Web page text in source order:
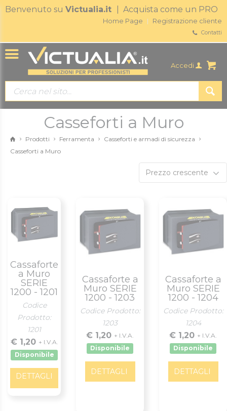
Benvenuto su Victualia.it | Acquista come un PRO
Home Page Registrazione cliente
Contatti
Accedi
Casseforti a Muro
Prodotti Ferramenta
Casseforti e armadi di sicurezza
Casseforti a Muro
Prezzo crescente
Cassaforte
a Muro
SERIE
1200 - 1201
Codice
Prodotto:
1201
€ 1,20 + I.V.A.
Disponibile
DETTAGLI
Cassaforte a
Muro SERIE
1200 - 1203
Codice Prodotto:
1203
€ 1,20 + I.V.A.
Disponibile
DETTAGLI
Cassaforte a
Muro SERIE
1200 - 1204
Codice Prodotto:
1204
€ 1,20 + I.V.A.
Disponibile
DETTAGLI